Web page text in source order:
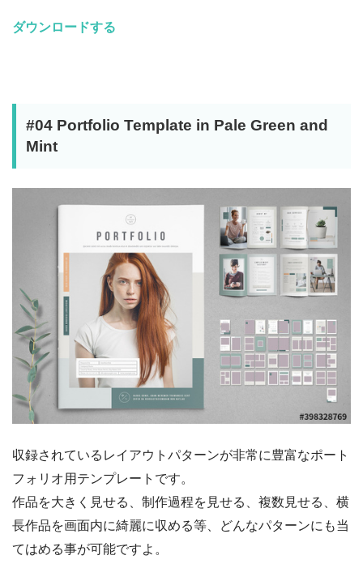
ダウンロードする
#04 Portfolio Template in Pale Green and
Mint
収録されているレイアウトパターンが非常に豊富なポート
フォリオ用テンプレートです。
作品を大きく見せる、制作過程を見せる、複数見せる、横
長作品を画面内に綺麗に収める等、どんなパターンにも当
てはめる事が可能ですよ。